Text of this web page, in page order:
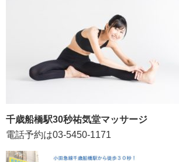
千歳船橋駅30秒祐気堂マッサージ
電話予約は03-5450-1171